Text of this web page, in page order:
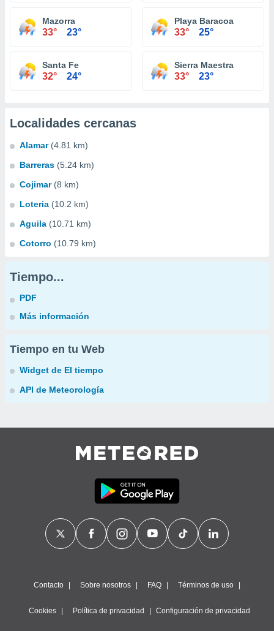
Mazorra
33° 23°
Playa Baracoa
33° 25°
Santa Fe
32° 24°
Sierra Maestra
33° 23°
Localidades cercanas
Alamar (4.81 km)
Barreras (5.24 km)
Cojimar (8 km)
Loteria (10.2 km)
Aguila (10.71 km)
Cotorro (10.79 km)
Tiempo...
PDF
Más información
Tiempo en tu Web
Widget de El tiempo
API de Meteorología
Contacto Sobre nosotros FAQ Términos de uso
Cookies Política de privacidad Configuración de privacidad